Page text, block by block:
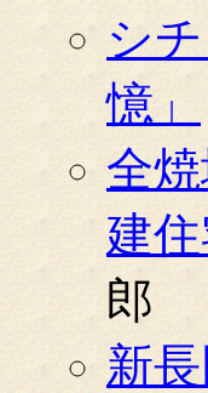
シ
憶」
全
建
郎
新